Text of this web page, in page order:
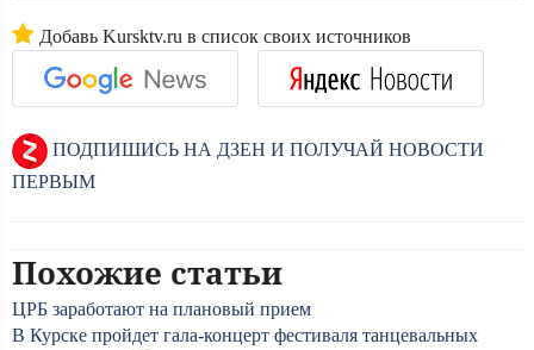
Добавь Kursktv.ru в список своих источников
ПОДПИШИСЬ НА ДЗЕН И ПОЛУЧАЙ НОВОСТИ
ПЕРВЫМ
Похожие статьи
ЦРБ заработают на плановый прием
В Курске пройдет гала-концерт фестиваля танцевальных